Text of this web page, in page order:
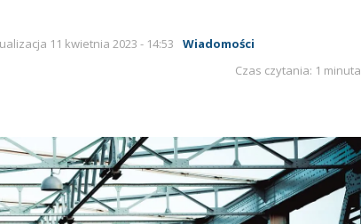
11 kwietnia 2023 - 14:53
Wiadomości
Czas czytania: 1 minuta